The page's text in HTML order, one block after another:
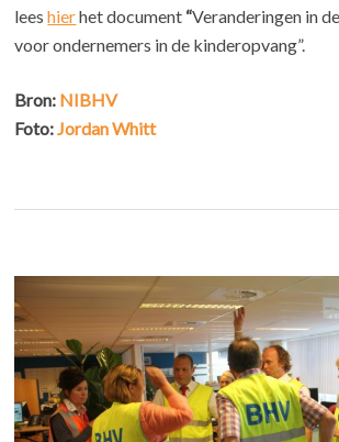
leeshierhet document “Veranderingen in
voor ondernemers in de kinderopvang”.
Bron: NIBHV
Foto:Jordan Whitt